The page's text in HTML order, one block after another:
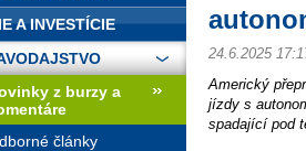
24.6.2025
Americký
jízdy s
spadající pod
A INVESTÍCIE
z burzy a
články